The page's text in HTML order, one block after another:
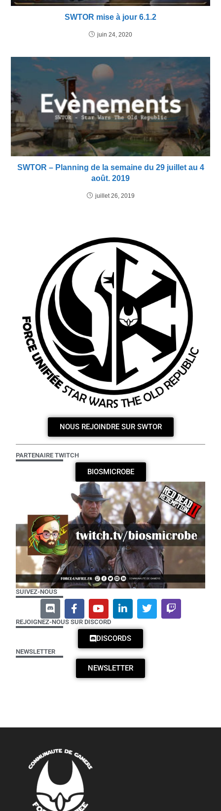
SWTOR mise à jour 6.1.2
juin 24, 2020
SWTOR – Planning de la semaine du 29 juillet au 4
août. 2019
juillet 26, 2019
NOUS REJOINDRE SUR SWTOR
PARTENAIRE TWITCH
BIOSMICROBE
SUIVEZ-NOUS
REJOIGNEZ-NOUS SUR DISCORD
DISCORDS
NEWSLETTER
NEWSLETTER